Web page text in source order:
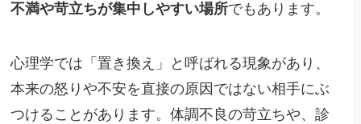
不満や苛立ちが集中しやすい場所でもあります。
心理学では「置き換え」と呼ばれる現象があり、
本来の怒りや不安を直接の原因ではない相手にぶ
つけることがあります。体調不良の苛立ちや、診